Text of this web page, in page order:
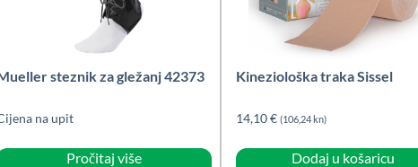
steznik za gležanj 42373
na upit
Pročitaj više
Kineziološka traka Sissel
14,10€ (106,24 kn)
Dodaj u košaricu